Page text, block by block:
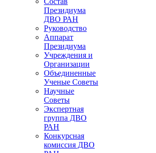
Президиума
ДВО РАН
Руководство
Аппарат
Президиума
Учреждения и
Организации
Объединенные
Ученые Советы
Научные
Советы
Экспертная
группа ДВО
РАН
Конкурсная
комиссия ДВО